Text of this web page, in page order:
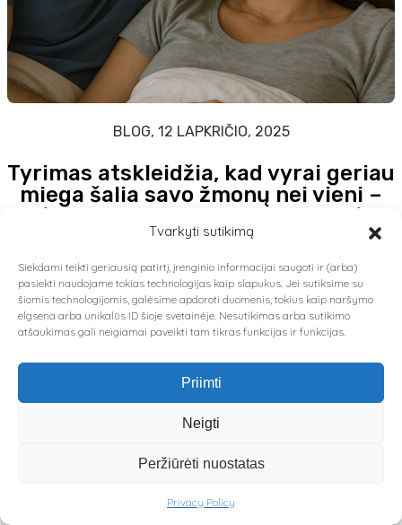
Tvarkyti sutikimą
Siekdami teikti geriausią patirtį, įrenginio informacijai saugoti ir (arba)
pasiekti naudojame tokias technologijas kaip slapukus. Jei sutiksime su
šiomis technologijomis, galėsime apdoroti duomenis, tokius kaip naršymo
elgsena arba unikalūs ID šioje svetainėje. Nesutikimas arba sutikimo
atšaukimas gali neigiamai paveikti tam tikras funkcijas ir funkcijas.
Priimti
Neigti
Peržiūrėti nuostatas
Privacy Policy
BLOG, 12 LAPKRIČIO, 2025
Tyrimas atskleidžia, kad vyrai geriau
miega šalia savo žmonų nei vieni –
dėl oksitocino, saugumo ir meilės
jausmo
Miegas – daugiau nei poilsis Miegas – tai ne tik…
SKAITYTI DAUGIAU